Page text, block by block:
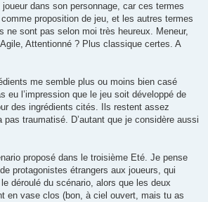
dans son personnage, car ces termes
proposition de jeu, et les autres termes
ne sont pas selon moi très heureux. Meneur,
Attentionné ? Plus classique certes. A
me semble plus ou moins bien casé
eu l’impression que le jeu soit développé de
des ingrédients cités. Ils restent assez
pas traumatisé. D’autant que je considère aussi
proposé dans le troisième Eté. Je pense
protagonistes étrangers aux joueurs, qui
déroulé du scénario, alors que les deux
en vase clos (bon, à ciel ouvert, mais tu as